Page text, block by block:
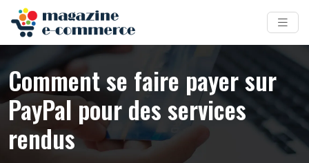
Comment se faire payer sur
PayPal pour des services
rendus